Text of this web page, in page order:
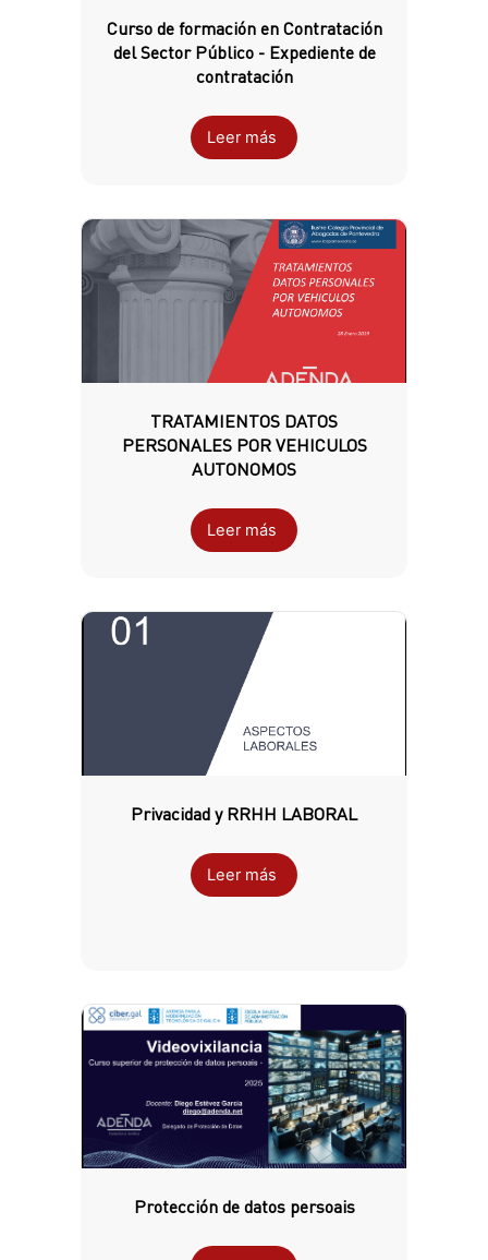
Curso de formación en Contratación
del Sector Público - Expediente de
contratación
Leer más
TRATAMIENTOS DATOS
PERSONALES POR VEHICULOS
AUTONOMOS
Leer más
Privacidad y RRHH LABORAL
Leer más
Protección de datos persoais